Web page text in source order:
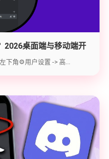
2026桌面端与移动端开
下角⚙️用户设置 -> 高...